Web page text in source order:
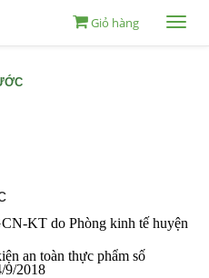
Giỏ hàng
KT do Phòng kinh tế huyện
an toàn thực phẩm số
9/2018